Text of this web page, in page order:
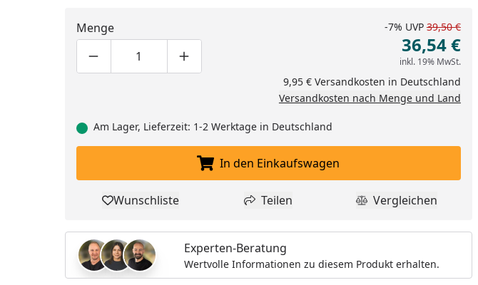
Menge
Produktmenge um eins verringern
Produktmenge manuell eingeben
Produktmenge um eins erhöhen
-7% UVP 39,50 €
36,54 €
inkl. 19% MwSt.
9,95 € Versandkosten in Deutschland
Versandkosten nach Menge und Land
Am Lager, Lieferzeit: 1-2 Werktage in Deutschland
In den Einkaufswagen legen
In den Einkaufswagen
Produkt zur Wunschliste hinzufügen
Wunschliste Teilen
Teilen Produkt
Vergleichen
Experten-Beratung
Wertvolle Informationen zu diesem Produkt erhalten.